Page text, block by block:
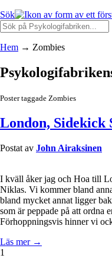
Sök
Hem → Zombies
Poster taggade Zombies
London, Sidekick
Postat av John Airaksinen
I kväll åker jag och Hoa till
Niklas. Vi kommer bland
bland mycket annat ligger
som är peppade på att
Förhoppningsvis hinner vi
Läs mer →
1